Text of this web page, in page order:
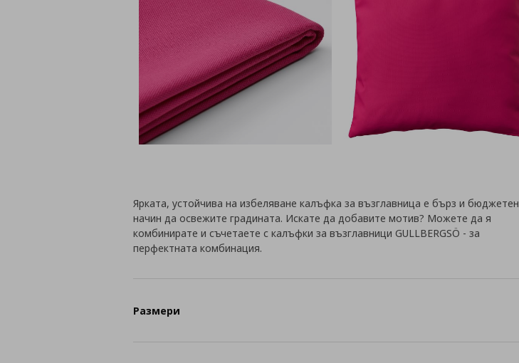
Ярката, устойчива на избеляване калъфка за възглавница е бърз и бюджетен
начин да освежите градината. Искате да добавите мотив? Можете да я
комбинирате и съчетаете с калъфки за възглавници GULLBERGSÖ - за
перфектната комбинация.
Размери